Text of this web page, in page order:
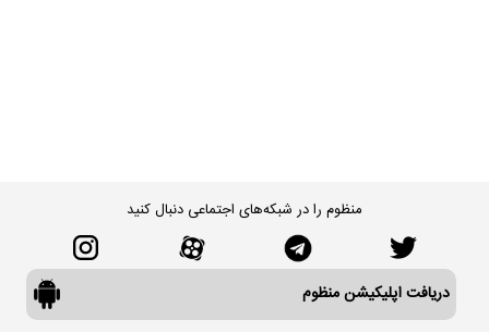
منظوم را در شبکه‌های اجتماعی دنبال کنید
دریافت اپلیکیشن منظوم